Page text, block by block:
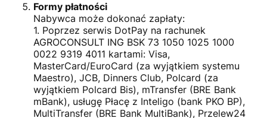
Formy płatności
Nabywca może dokonać zapłaty:
1. Poprzez serwis DotPay na rachunek
AGROCONSULT ING BSK 73 1050 1025 1000
0022 9319 4011 kartami: Visa,
MasterCard/EuroCard (za wyjątkiem systemu
Maestro), JCB, Dinners Club, Polcard (za
wyjątkiem Polcard Bis), mTransfer (BRE Bank
mBank), usługę Płacę z Inteligo (bank PKO BP),
MultiTransfer (BRE Bank MultiBank), Przelew24